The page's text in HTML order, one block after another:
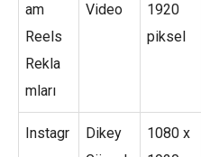
am
Reels
Rekla
mları
Video
1920
piksel
Instagr
Dikey
1080 x